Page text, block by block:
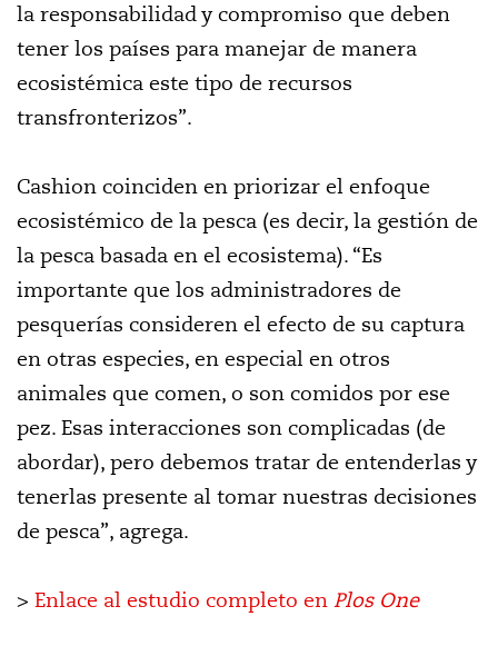
la responsabilidad y compromiso que deben
tener los países para manejar de manera
ecosistémica este tipo de recursos
transfronterizos”.
Cashion coinciden en priorizar el enfoque
ecosistémico de la pesca (es decir, la gestión de
la pesca basada en el ecosistema). “Es
importante que los administradores de
pesquerías consideren el efecto de su captura
en otras especies, en especial en otros
animales que comen, o son comidos por ese
pez. Esas interacciones son complicadas (de
abordar), pero debemos tratar de entenderlas y
tenerlas presente al tomar nuestras decisiones
de pesca”, agrega.
> Enlace al estudio completo en Plos One